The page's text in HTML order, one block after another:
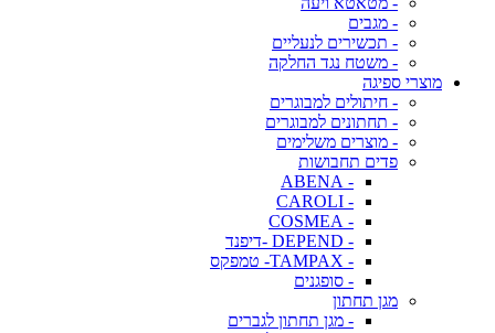
- מגבים
- תכשירים לנעליים
- משטח נגד החלקה
מוצרי ספיגה
- חיתולים למבוגרים
- תחתונים למבוגרים
- מוצרים משלימים
פדים תחבושות
- ABENA
- CAROLI
- COSMEA
- DEPEND -דיפנד
- TAMPAX- טמפקס
- סופגנים
מגן תחתון
- מגן תחתון לגברים